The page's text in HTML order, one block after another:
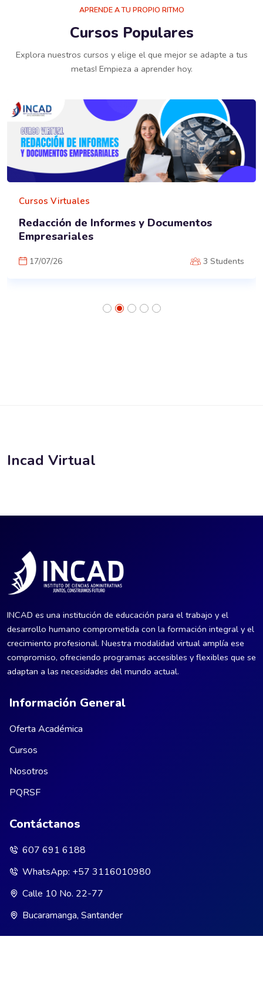
APRENDE A TU PROPIO RITMO
Cursos Populares
Explora nuestros cursos y elige el que mejor se adapte a tus
metas! Empieza a aprender hoy.
Cursos Virtuales
Redacción de Informes y Documentos
Empresariales
17/07/26 3 Students
Incad Virtual
INCAD es una institución de educación para el trabajo y el
desarrollo humano comprometida con la formación integral y el
crecimiento profesional. Nuestra modalidad virtual amplía ese
compromiso, ofreciendo programas accesibles y flexibles que se
adaptan a las necesidades del mundo actual.
Información General
Oferta Académica
Cursos
Nosotros
PQRSF
Contáctanos
607 691 6188
WhatsApp: +57 3116010980
Calle 10 No. 22-77
Bucaramanga, Santander